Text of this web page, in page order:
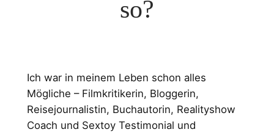
so?
Ich war in meinem Leben schon alles
Mögliche – Filmkritikerin, Bloggerin,
Reisejournalistin, Buchautorin, Realityshow
Coach und Sextoy Testimonial und